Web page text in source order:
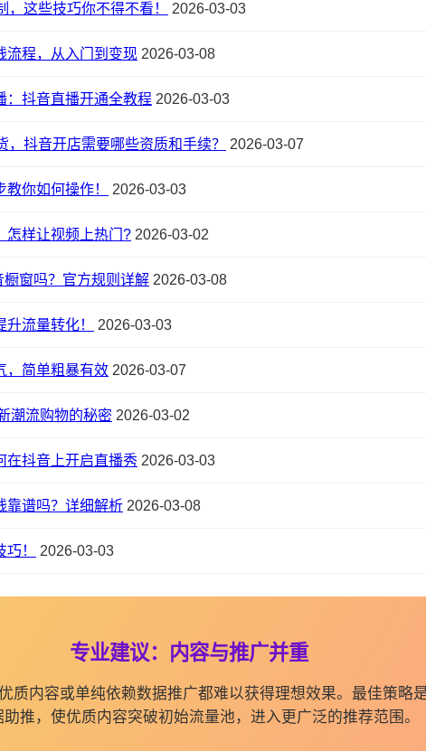
，这些技巧你不得不看！ 2026-03-03
流程，从入门到变现 2026-03-08
：抖音直播开通全教程 2026-03-03
，抖音开店需要哪些资质和手续？ 2026-03-07
你如何操作！ 2026-03-03
怎样让视频上热门? 2026-03-02
橱窗吗？官方规则详解 2026-03-08
流量转化！ 2026-03-03
，简单粗暴有效 2026-03-07
潮流购物的秘密 2026-03-02
在抖音上开启直播秀 2026-03-03
靠谱吗？详细解析 2026-03-08
！ 2026-03-03
专业建议：内容与推广并重
质内容或单纯依赖数据推广都难以获得理想效果。最佳策略
助推，使优质内容突破初始流量池，进入更广泛的推荐范围。